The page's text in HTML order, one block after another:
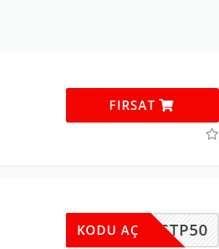
FIRSAT
SPRSTP50
KODU AÇ